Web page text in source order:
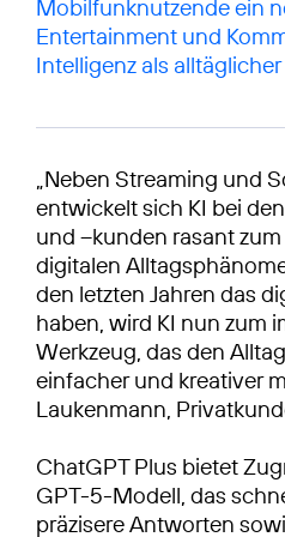
Mobilfunknutzende ein
Entertainment und
Intelligenz als
„Neben Streaming und
entwickelt sich KI bei
und –kunden rasant
digitalen
den letzten Jahren das
haben, wird KI nun zum
Werkzeug, das den
einfacher und kreativer
Laukenmann,
ChatGPT Plus bietet
GPT-5-Modell, das
präzisere Antworten